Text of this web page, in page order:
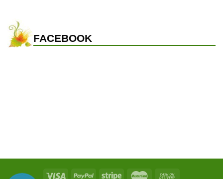
FACEBOOK